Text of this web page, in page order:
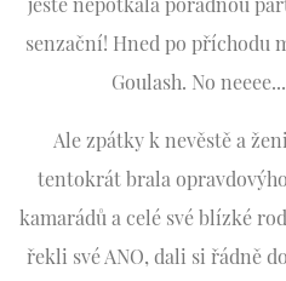
senzační! Hned po příchodu
Goulash. No
Ale zpátky k nevěstě a
tentokrát brala
kamarádů a celé své blízké
řekli své ANO, dali si řádně